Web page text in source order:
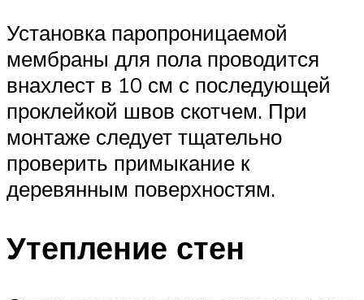
Установка паропроницаемой
мембраны для пола проводится
внахлест в 10 см с последующей
проклейкой швов скотчем. При
монтаже следует тщательно
проверить примыкание к
деревянным поверхностям.
Утепление стен